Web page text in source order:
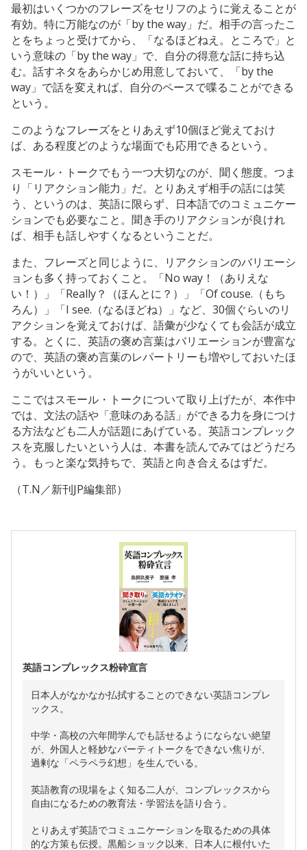
最初はいくつかのフレーズをセリフのように覚えることが
有効。特に万能なのが「by the way」だ。相手の言ったこ
とをちょっと受けてから、「なるほどねえ。ところで」と
いう意味の「by the way」で、自分の得意な話に持ち込
む。話すネタをあらかじめ用意しておいて、「by the
way」で話を変えれば、自分のペースで喋ることができる
という。
このようなフレーズをとりあえず10個ほど覚えておけ
ば、ある程度どのような場面でも応用できるという。
スモール・トークでもう一つ大切なのが、聞く態度。つま
り「リアクション能力」だ。とりあえず相手の話には笑
う、というのは、英語に限らず、日本語でのコミュニケー
ションでも必要なこと。聞き手のリアクションが良けれ
ば、相手も話しやすくなるということだ。
また、フレーズと同じように、リアクションのバリエーシ
ョンも多く持っておくこと。「No way！（ありえな
い！）」「Really？（ほんとに？）」「Of couse.（もち
ろん）」「I see.（なるほどね）」など、30個ぐらいのリ
アクションを覚えておけば、語彙が少なくても会話が成立
する。とくに、英語の褒め言葉はバリエーションが豊富な
ので、英語の褒め言葉のレパートリーも増やしておいたほ
うがいいという。
ここではスモール・トークについて取り上げたが、本作中
では、文法の話や「意味のある話」ができる力を身につけ
る方法なども二人が話題にあげている。英語コンプレック
スを克服したいという人は、本書を読んでみてはどうだろ
う。もっと楽な気持ちで、英語と向き合えるはずだ。
（T.N／新刊JP編集部）
英語コンプレックス粉砕宣言
日本人がなかなか払拭することのできない英語コンプレ
ックス。
中学・高校の六年間学んでも話せるようにならない絶望
が、外国人と軽妙なパーティトークをできない焦りが、
過剰な「ペラペラ幻想」を生んでいる。
英語教育の現場をよく知る二人が、コンプレックスから
自由になるための教育法・学習法を語り合う。
とりあえず英語でコミュニケーションを取るための具体
的な方策も伝授。黒船ショック以来、日本人に根付いた